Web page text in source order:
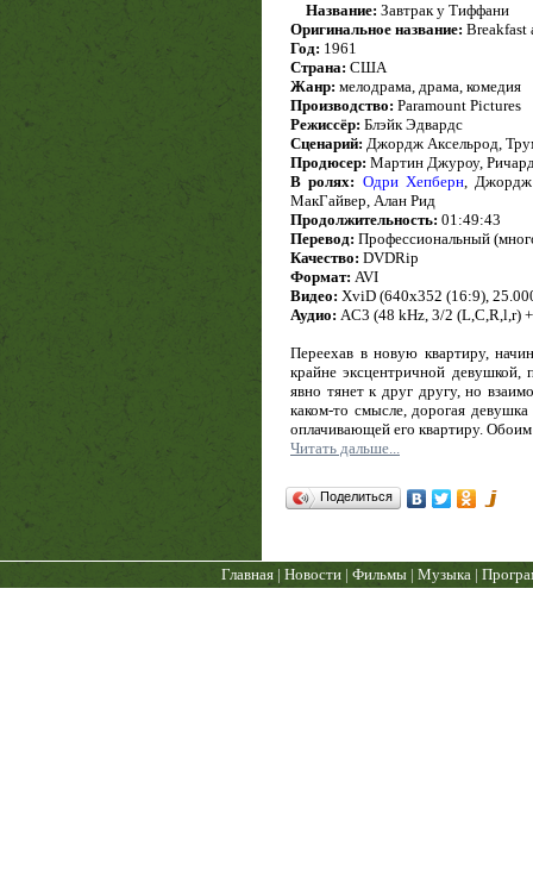
Название: Завтрак у Тиффани
Оригинальное название: Breakfast
Год: 1961
Страна: США
Жанр: мелодрама, драма, комедия
Производство: Paramount Pictures
Режиссёр: Блэйк Эдвардс
Сценарий: Джордж Аксельрод,
Продюсер: Мартин Джуроу,
В ролях: Одри Хепберн, Джордж
МакГайвер, Алан Рид
Продолжительность: 01:49:43
Перевод: Профессиональный
Качество: DVDRip
Формат: AVI
Видео: XviD (640x352 (16:9),
Аудио: AC3 (48 kHz, 3/2 (L,C,R,l,r)
Переехав в новую квартиру,
крайне эксцентричной
явно тянет к друг другу, но
каком-то смысле, дорогая
оплачивающей его квартиру.
Читать дальше...
Поделиться
Главная |Новости |Фильмы |Музыка |